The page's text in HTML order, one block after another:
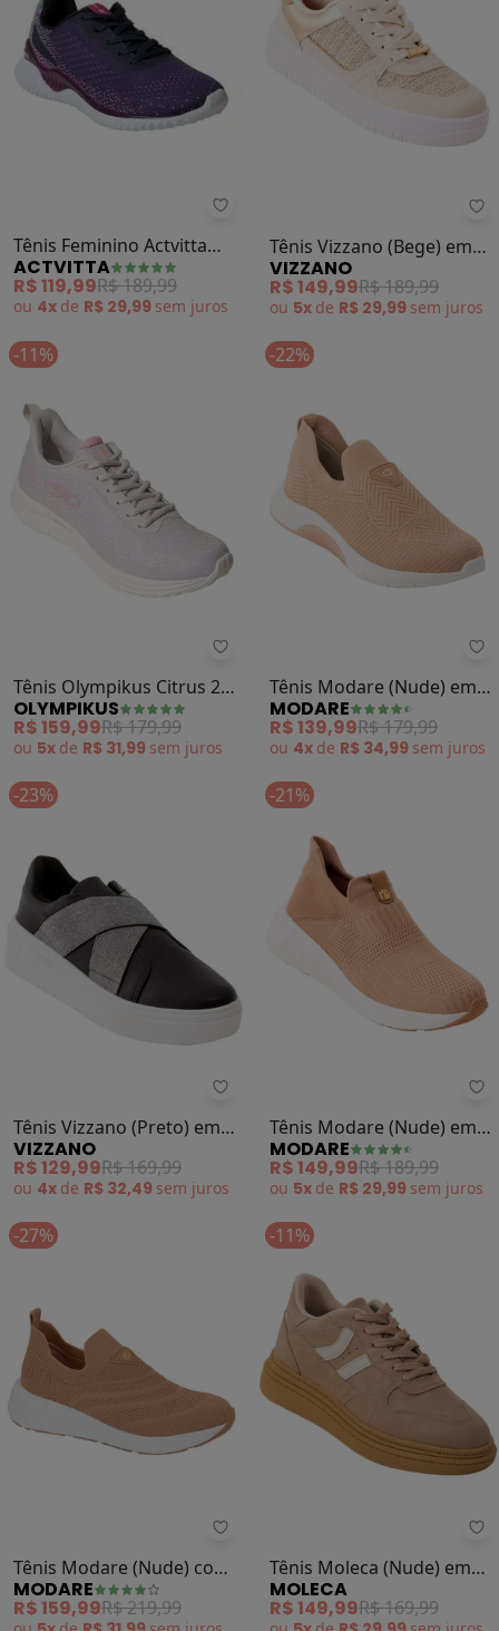
Actvitta - Tênis Feminino
Tênis Feminino Actvitta
(Marinho) em Sintético
ACTVITTA
R$ 119,99R$ 189,99
ou 4x de R$ 29,99 sem juros
Tênis Vizzano (Bege) em
Sintético
VIZZANO
R$ 149,99R$ 189,99
ou 5x de R$ 29,99 sem juros
-11%
Olympikus - Tênis Olympikus
Tênis Olympikus Citrus 2
(Cinza)
OLYMPIKUS
R$ 159,99R$ 179,99
ou 5x de R$ 31,99 sem juros
-22%
Tênis Modare (Nude) em
Tecido
MODARE
R$ 139,99R$ 179,99
ou 4x de R$ 34,99 sem juros
-23%
Vizzano - Tênis Vizzano (Preto)
Tênis Vizzano (Preto) em
Sintético
VIZZANO
R$ 129,99R$ 169,99
ou 4x de R$ 32,49 sem juros
-21%
Tênis Modare (Nude) em
Tecido
MODARE
R$ 149,99R$ 189,99
ou 5x de R$ 29,99 sem juros
-27%
Modare - Tênis Modare (Nude)
Tênis Modare (Nude) com
Tecnologia Etpu no Solado
MODARE
R$ 159,99R$ 219,99
-11%
Tênis Moleca (Nude) em
Nobuck
MOLECA
R$ 149,99R$ 169,99